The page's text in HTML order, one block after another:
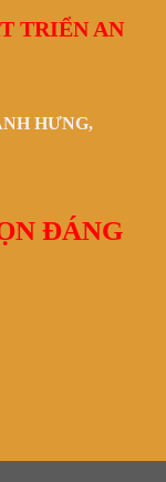
TRIỂN AN
HƯNG,
ĐÁNG